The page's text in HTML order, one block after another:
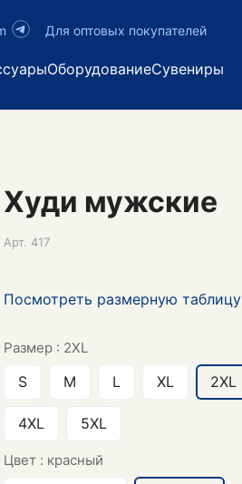
Для оптовых покупателей
ОборудованиеСувениры
Худи мужские
Арт. 417
Посмотреть размерную таблицу
Размер : 2XL
S M L XL 2XL
4XL 5XL
Цвет : красный